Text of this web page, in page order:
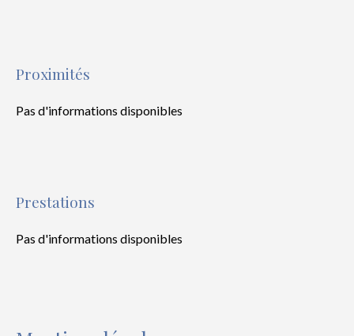
Proximités
Pas d'informations disponibles
Prestations
Pas d'informations disponibles